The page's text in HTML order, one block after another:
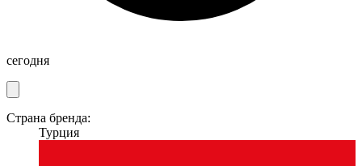
сегодня
Страна бренда:
Турция